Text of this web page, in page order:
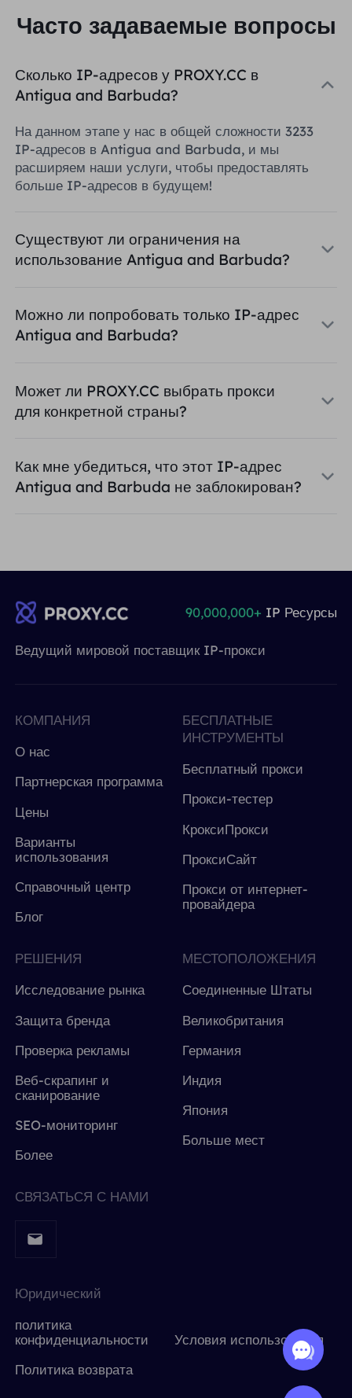
Часто задаваемые вопросы
Сколько IP-адресов у PROXY.CC в
Antigua and Barbuda?
На данном этапе у нас в общей сложности 3233
IP-адресов в Antigua and Barbuda, и мы
расширяем наши услуги, чтобы предоставлять
больше IP-адресов в будущем!
Существуют ли ограничения на
использование Antigua and Barbuda?
Можно ли попробовать только IP-адрес
Antigua and Barbuda?
Может ли PROXY.CC выбрать прокси
для конкретной страны?
Как мне убедиться, что этот IP-адрес
Antigua and Barbuda не заблокирован?
Ведущий мировой поставщик IP-прокси
90,000,000+ IP Ресурсы
КОМПАНИЯ
О нас
Партнерская программа
Цены
Варианты
использования
Справочный центр
Блог
БЕСПЛАТНЫЕ
ИНСТРУМЕНТЫ
Бесплатный прокси
Прокси-тестер
КроксиПрокси
ПроксиСайт
Прокси от интернет-
провайдера
РЕШЕНИЯ
Исследование рынка
Защита бренда
Проверка рекламы
Веб-скрапинг и
сканирование
SEO-мониторинг
Более
МЕСТОПОЛОЖЕНИЯ
Соединенные Штаты
Великобритания
Германия
Индия
Япония
Больше мест
СВЯЗАТЬСЯ С НАМИ
Юридический
политика
конфиденциальности
Условия использования
Политика возврата